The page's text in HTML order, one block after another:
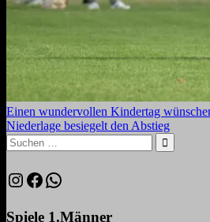
Beitragsnavigation
Vorheriger
Beitrag:
Einen wundervollen Kindertag
Nächster
Beitrag:
Niederlage besiegelt den Abstieg
Suchen
nach:
Suchen
Instagram
Facebook
WhatsApp
Spiele 1.Männer